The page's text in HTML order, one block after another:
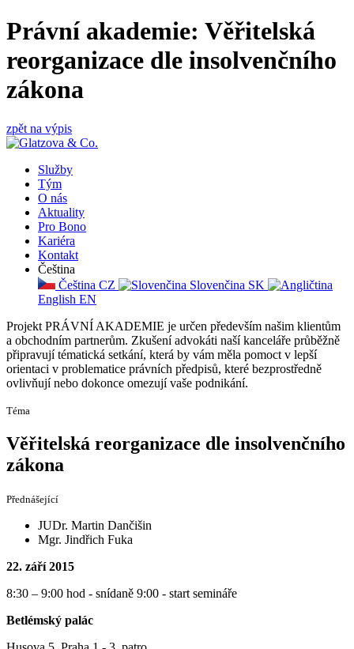
Právní akademie: Věřitelská
reorganizace dle insolvenčního
zákona
zpět na výpis
Služby
Tým
O nás
Aktuality
Pro Bono
Kariéra
Kontakt
Čeština
Čeština CZ Slovenčina SK
English EN
Projekt PRÁVNÍ AKADEMIE je určen především našim klientům
a obchodním partnerům. Zkušení advokáti naší kanceláře průběžně
připravují tématická setkání, která by vám měla pomoct v lepší
orientaci v problematice právních předpisů, které bezprostředně
ovlivňují nebo dokonce omezují vaše podnikání.
Téma
Věřitelská reorganizace dle insolvenčního
zákona
Přednášející
JUDr. Martin Dančišin
Mgr. Jindřich Fuka
22. září 2015
8:30 – 9:00 hod - snídaně 9:00 - start semináře
Betlémský palác